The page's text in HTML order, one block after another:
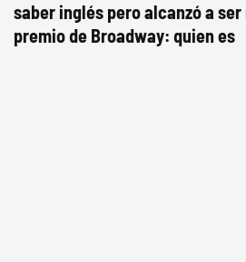
saber inglés pero alcanzó a ser
premio de Broadway: quien es